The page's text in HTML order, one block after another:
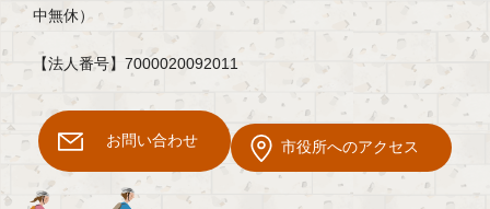
中無休）
【法人番号】7000020092011
お問い合わせ 市役所へのアクセス